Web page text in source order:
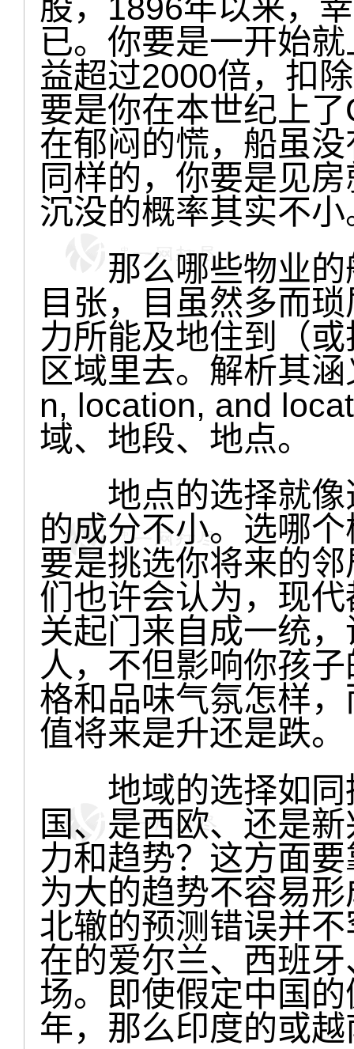
股，1896年以来，
已。你要是一开始
益超过2000倍，扣
要是你在本世纪上
在郁闷的慌，船虽
同样的，你要是见
沉没的概率其实不小
那么哪些物业的
目张，目虽然多而
力所能及地住到（
区域里去。解析其
n, location, and
域、地段、地点。
地点的选择就像
的成分不小。选哪
要是挑选你将来的
们也许会认为，现
关起门来自成一统
人，不但影响你孩
格和品味气氛怎样
值将来是升还是跌。
地域的选择如同
国、是西欧、还是
力和趋势？这方面
为大的趋势不容易
北辙的预测错误并
在的爱尔兰、西班
场。即使假定中国
年，那么印度的或